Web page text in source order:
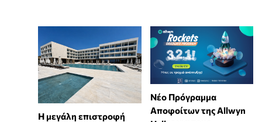
Η μεγάλη επιστροφή
Νέο Πρόγραμμα
Αποφοίτων της Allwyn